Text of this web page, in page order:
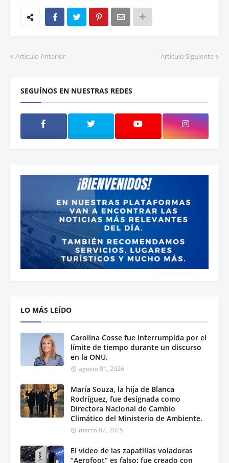
Artículo Anterior Artículo Siguiente
SEGUÍNOS EN NUESTRAS REDES
LO MÁS LEÍDO
Carolina Cosse fue interrumpida por el
límite de tiempo durante un discurso
en la ONU.
agosto 01, 2026
María Souza, la hija de Blanca
Rodríguez, fue designada como
Directora Nacional de Cambio
Climático del Ministerio de Ambiente.
marzo 07, 2025
El video de las zapatillas voladoras
“Aerofoot” es falso: fue creado con